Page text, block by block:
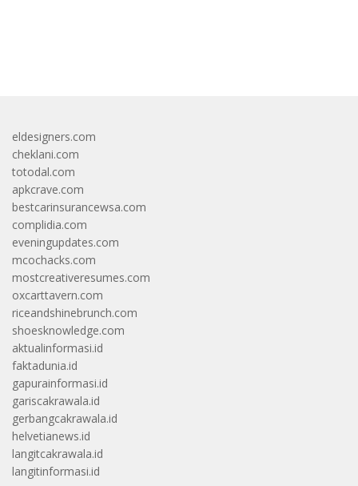
eldesigners.com
cheklani.com
totodal.com
apkcrave.com
bestcarinsurancewsa.com
complidia.com
eveningupdates.com
mcochacks.com
mostcreativeresumes.com
oxcarttavern.com
riceandshinebrunch.com
shoesknowledge.com
aktualinformasi.id
faktadunia.id
gapurainformasi.id
gariscakrawala.id
gerbangcakrawala.id
helvetianews.id
langitcakrawala.id
langitinformasi.id